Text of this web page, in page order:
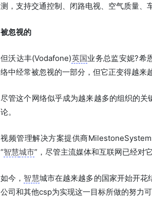
测，支持交通控制、闭路电视、空气质量、
被忽视的
但沃达丰(Vodafone)英国业务总监安妮?希
络中经常被忽视的一部分，但它正变得越来
尽管这个网络似乎成为越来越多的组织的
论。
视频管理解决方案提供商
“智慧城市”，尽管主流媒体和互联网已经对
如今， 智慧城市在越来越多的国家开始开
公司和其他csp为实现这一目标所做的努力可